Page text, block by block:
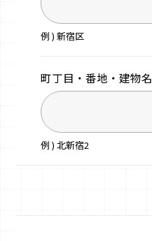
例 ) 新宿区
町丁目・番地・建物名
例 ) 北新宿2